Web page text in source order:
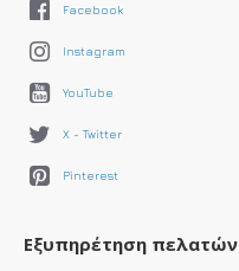
Facebook
Instagram
YouTube
X - Twitter
Pinterest
Εξυπηρέτηση πελατών